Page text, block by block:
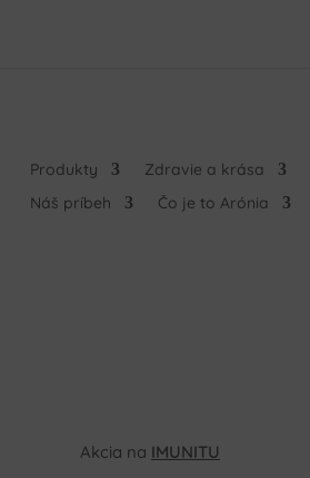
Produkty Zdravie a krása
Náš príbeh
Čo je to Arónia
Akcia na IMUNITU